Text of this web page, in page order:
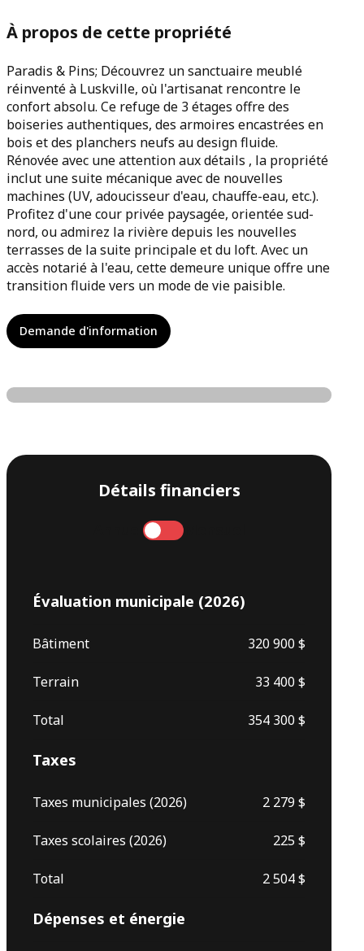
À propos de cette propriété
Paradis & Pins; Découvrez un sanctuaire meublé
réinventé à Luskville, où l'artisanat rencontre le
confort absolu. Ce refuge de 3 étages offre des
boiseries authentiques, des armoires encastrées en
bois et des planchers neufs au design fluide.
Rénovée avec une attention aux détails , la propriété
inclut une suite mécanique avec de nouvelles
machines (UV, adoucisseur d'eau, chauffe-eau, etc.).
Profitez d'une cour privée paysagée, orientée sud-
nord, ou admirez la rivière depuis les nouvelles
terrasses de la suite principale et du loft. Avec un
accès notarié à l'eau, cette demeure unique offre une
transition fluide vers un mode de vie paisible.
Demande d'information
Détails financiers
Mensuel
Évaluation municipale (2026)
Bâtiment 320 900 $
Terrain 33 400 $
Total 354 300 $
Taxes
Taxes municipales (2026) 2 279 $
Taxes scolaires (2026) 225 $
Total 2 504 $
Dépenses et énergie